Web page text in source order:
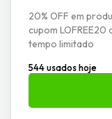
20% OFF em
cupom
tempo limitado
544 usados hoje